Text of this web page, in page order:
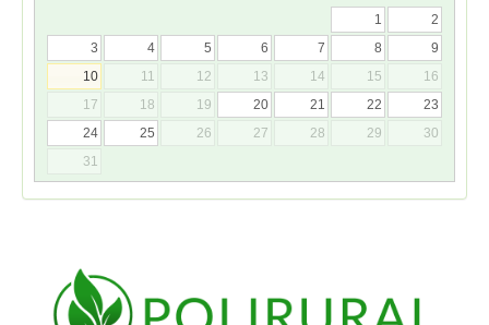
1
2
3
4 5 6 7 8
9
10
11 12 13 14 15
16
17
18 19 20 21 22
23
24
25 26 27 28 29
30
31